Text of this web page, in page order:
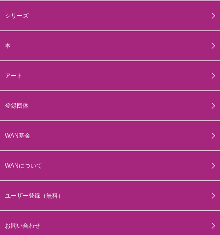
シリーズ
本
アート
登録団体
WAN基金
WANについて
ユーザー登録（無料）
お問い合わせ